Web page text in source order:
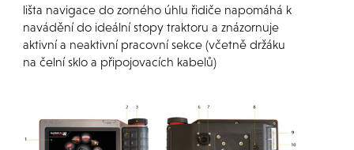
lišta navigace do zorného úhlu řidiče napomáhá k
navádění do ideální stopy traktoru a znázornuje
aktivní a neaktivní pracovní sekce (včetně držáku
na čelní sklo a připojovacích kabelů)